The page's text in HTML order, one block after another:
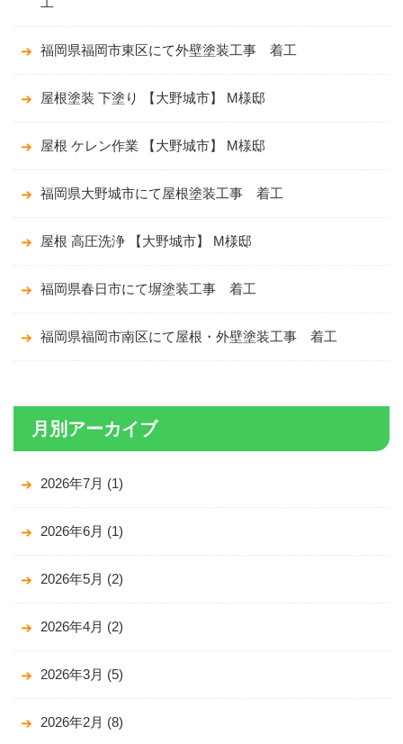
福岡県福岡市東区にて外壁塗装工事 着工
屋根塗装 下塗り 【大野城市】 M様邸
屋根 ケレン作業 【大野城市】 M様邸
福岡県大野城市にて屋根塗装工事 着工
屋根 高圧洗浄 【大野城市】 M様邸
福岡県春日市にて塀塗装工事 着工
福岡県福岡市南区にて屋根・外壁塗装工事 着工
月別アーカイブ
2026年7月 (1)
2026年6月 (1)
2026年5月 (2)
2026年4月 (2)
2026年3月 (5)
2026年2月 (8)